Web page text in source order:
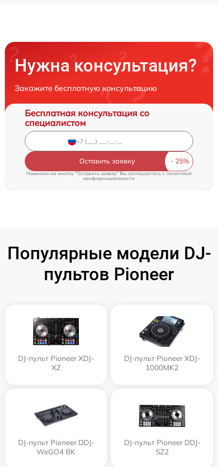
Нужна консультация?
Закажите бесплатную консультацию
Бесплатная консультация со
специалистом
Оставить заявку
Нажимая на кнопку "Оставить заявку" Вы соглашаетесь c политикой
конфиденциальности
Популярные модели DJ-
пультов Pioneer
DJ-пульт Pioneer XDJ-
XZ
DJ-пульт Pioneer XDJ-
1000MK2
DJ-пульт Pioneer DDJ-
WeGO4 BK
DJ-пульт Pioneer DDJ-
SZ2